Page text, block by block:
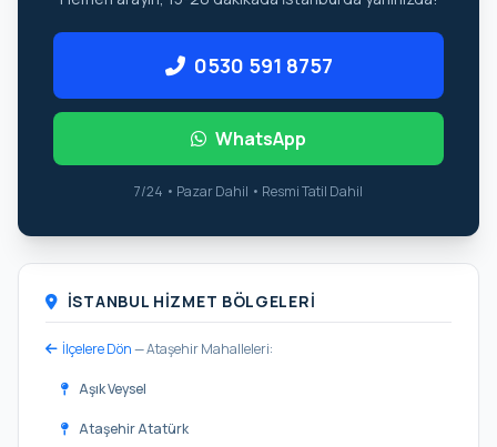
0530 591 8757
WhatsApp
7/24 • Pazar Dahil • Resmi Tatil Dahil
İSTANBUL HIZMET BÖLGELERI
İlçelere Dön— Ataşehir Mahalleleri:
Aşık Veysel
Ataşehir Atatürk